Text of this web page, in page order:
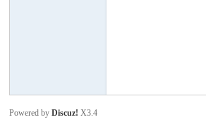
Powered byDiscuz! X3.4